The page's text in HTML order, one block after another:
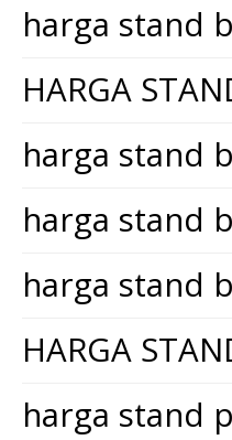
harga stand
HARGA
harga stand
harga stand
harga stand
HARGA
harga stand